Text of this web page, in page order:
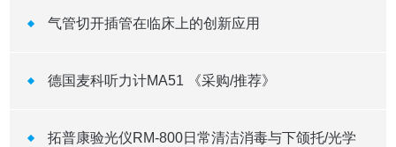
气管切开插管在临床上的创新应用
德国麦科听力计MA51 《采购/推荐》
拓普康验光仪RM-800日常清洁消毒与下颌托/光学